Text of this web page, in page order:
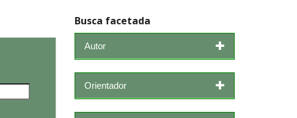
Busca facetada
Autor
Orientador